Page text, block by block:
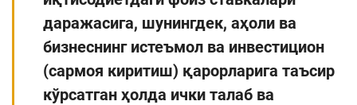
даражасига, шунингдек, аҳоли ва
бизнеснинг истеъмол ва инвестицион
(сармоя киритиш) қарорларига таъсир
кўрсатган ҳолда ички талаб ва